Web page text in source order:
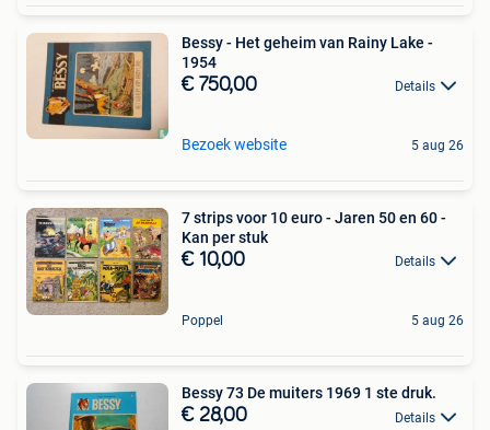
Bessy - Het geheim van Rainy Lake -
1954
€ 750,00 Details
Bezoek website 5 aug 26
7 strips voor 10 euro - Jaren 50 en 60 -
Kan per stuk
€ 10,00 Details
Poppel 5 aug 26
Bessy 73 De muiters 1969 1 ste druk.
€ 28,00 Details